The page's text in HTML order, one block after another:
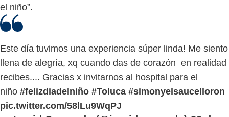
el niño”.
Este día tuvimos una experiencia súper linda! Me siento
llena de alegría, xq cuando das de corazón en realidad
recibes.... Gracias x invitarnos al hospital para el
niño #felizdiadelniño #Toluca #simonyelsaucelloron
pic.twitter.com/58lLu9WqPJ